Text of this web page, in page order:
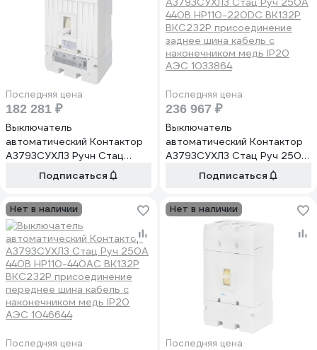
Последняя цена
182 281 ₽
Выключатель
автоматический Контактор
А3793СУХЛ3 Ручн Стац
НР110-220DC ВК1З2Р
ВКС2З2Р присоединение
наконечником медь IP20
1005100
Подписаться
Последняя цена
236 967 ₽
Выключатель
автоматический Контактор
А3793СУХЛ3 Стац Руч 250А
440В НР110-220DC ВК1З2Р
ВКС2З2Р присоединение
наконечником медь IP20
АЭС 1033864
Подписаться
Нет в наличии
Последняя цена
Нет в наличии
Последняя цена